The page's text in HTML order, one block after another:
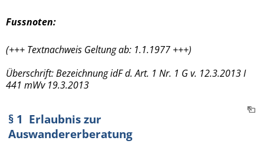
Fussnoten:
(+++ Textnachweis Geltung ab: 1.1.1977 +++)
Überschrift: Bezeichnung idF d. Art. 1 Nr. 1 G v. 12.3.2013 I
441 mWv 19.3.2013
§ 1 Erlaubnis zur
Auswandererberatung